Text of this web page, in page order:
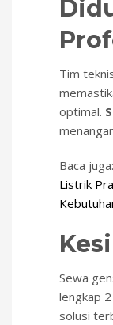
Tim
optimal.
Baca juga:
Listrik
Sewa
lengkap
solusi